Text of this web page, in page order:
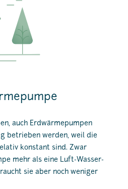
auch Erdwärmepumpen
betrieben werden, weil die
konstant sind. Zwar
mehr als eine Luft-Wasser-
sie aber noch weniger